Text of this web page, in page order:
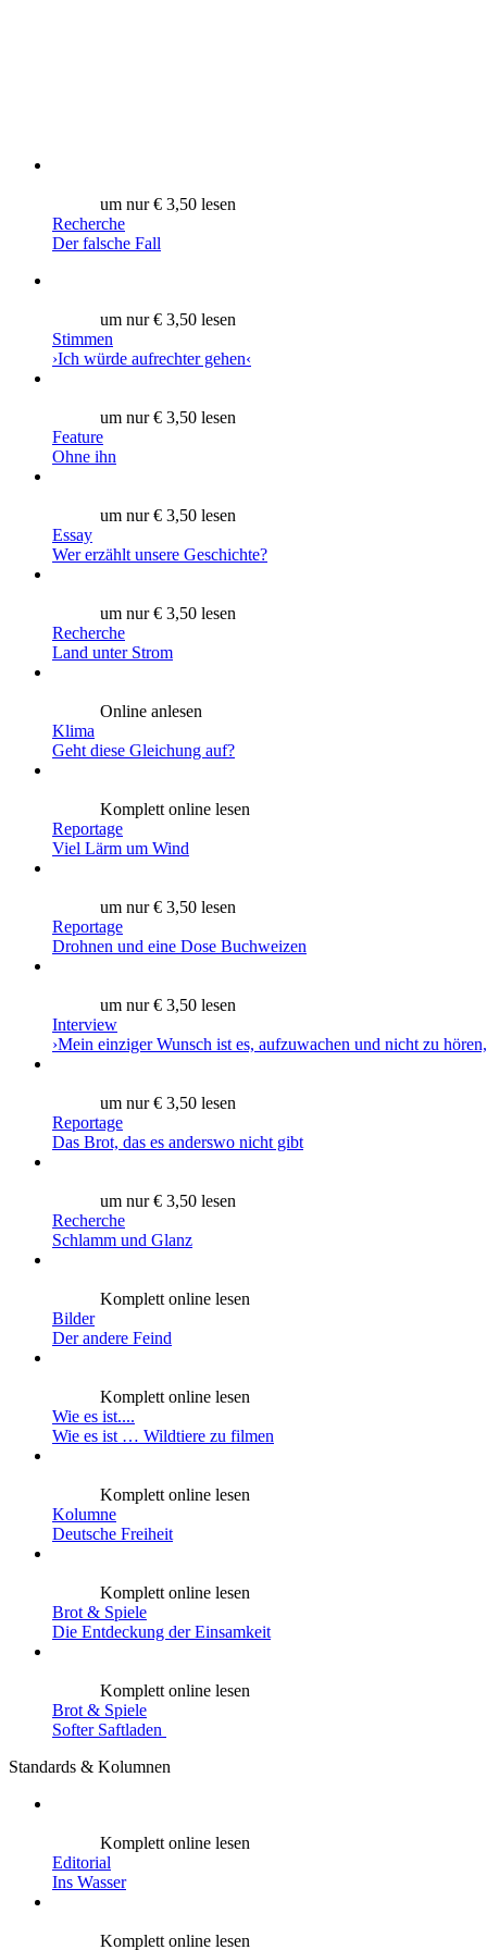
um nur € 3,50 lesen
Recherche
Der falsche Fall
um nur € 3,50 lesen
Stimmen
›Ich würde aufrechter gehen‹
um nur € 3,50 lesen
Feature
Ohne ihn
um nur € 3,50 lesen
Essay
Wer erzählt unsere Geschichte?
um nur € 3,50 lesen
Recherche
Land unter Strom
Online anlesen
Klima
Geht diese Gleichung auf?
Komplett online lesen
Reportage
Viel Lärm um Wind
um nur € 3,50 lesen
Reportage
Drohnen und eine Dose Buchweizen
um nur € 3,50 lesen
Interview
›Mein einziger Wunsch ist es, aufzuwachen und nicht zu
um nur € 3,50 lesen
Reportage
Das Brot, das es anderswo nicht gibt
um nur € 3,50 lesen
Recherche
Schlamm und Glanz
Komplett online lesen
Bilder
Der andere Feind
Komplett online lesen
Wie es ist....
Wie es ist … Wildtiere zu filmen
Komplett online lesen
Kolumne
Deutsche Freiheit
Komplett online lesen
Brot & Spiele
Die Entdeckung der Einsamkeit
Komplett online lesen
Brot & Spiele
Softer Saftladen
Standards & Kolumnen
Komplett online lesen
Editorial
Ins Wasser
Komplett online lesen